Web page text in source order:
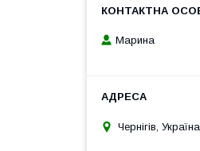
Марина
Чернігів, Україна